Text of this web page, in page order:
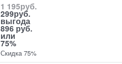
1 195руб.
299руб.
выгода
896 руб.
или
75%
Скидка 75%